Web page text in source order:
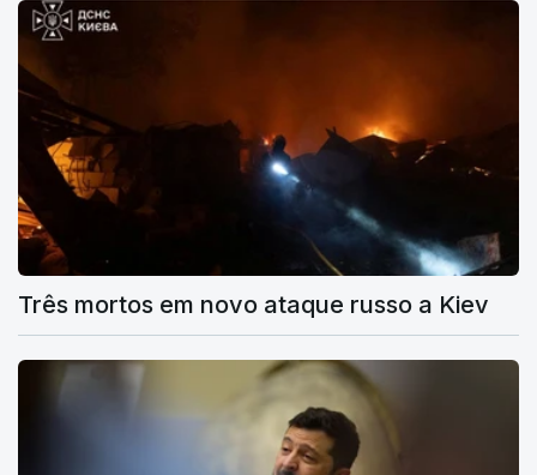
Três mortos em novo ataque russo a Kiev